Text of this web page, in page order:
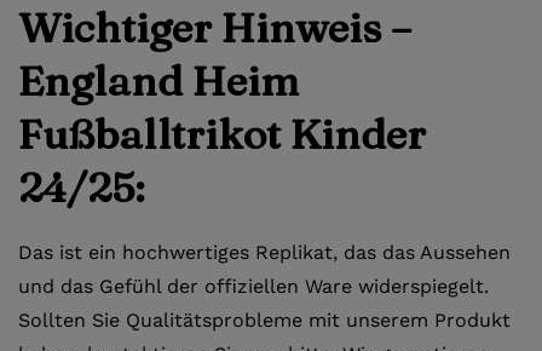
Wichtiger Hinweis –
England Heim
Fußballtrikot Kinder
24/25:
Das ist ein hochwertiges Replikat, das das Aussehen
und das Gefühl der offiziellen Ware widerspiegelt.
Sollten Sie Qualitätsprobleme mit unserem Produkt